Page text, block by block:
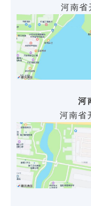
河南省
河
河南省